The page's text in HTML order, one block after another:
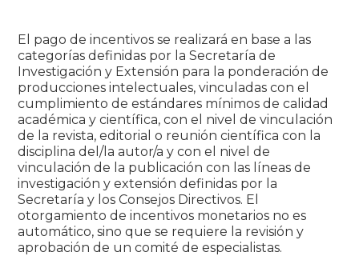
El pago de incentivos se realizará en base a las
categorías definidas por la Secretaría de
Investigación y Extensión para la ponderación de
producciones intelectuales, vinculadas con el
cumplimiento de estándares mínimos de calidad
académica y científica, con el nivel de vinculación
de la revista, editorial o reunión científica con la
disciplina del/la autor/a y con el nivel de
vinculación de la publicación con las líneas de
investigación y extensión definidas por la
Secretaría y los Consejos Directivos. El
otorgamiento de incentivos monetarios no es
automático, sino que se requiere la revisión y
aprobación de un comité de especialistas.